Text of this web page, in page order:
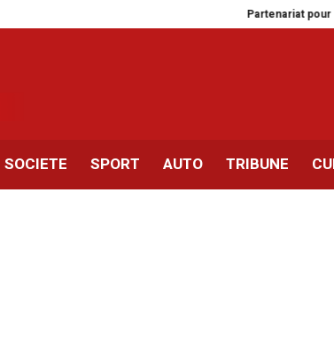
Partenariat pour la
SOCIETE SPORT AUTO TRIBUNE